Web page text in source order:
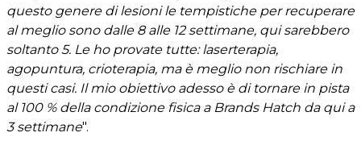
questo genere di lesioni le tempistiche per recuperare
al meglio sono dalle 8 alle 12 settimane, qui sarebbero
soltanto 5. Le ho provate tutte: laserterapia,
agopuntura, crioterapia, ma è meglio non rischiare in
questi casi. Il mio obiettivo adesso è di tornare in pista
al 100 % della condizione fisica a Brands Hatch da qui a
3 settimane".